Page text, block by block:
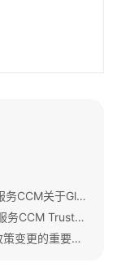
【2026年07月24日】华为云云证书与管理服务CCM关于GlobalSign根证书体系迁移通知
【2026年06月03日】华为云云证书与管理服务CCM TrustAsia品牌证书停售通知
【2026年02月10日】关于SSL证书有效期政策变更的重要通知